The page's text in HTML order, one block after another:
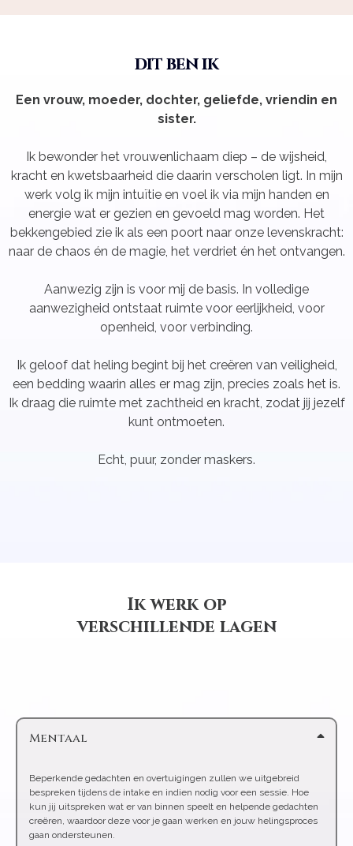
dit ben ik
Een vrouw, moeder, dochter, geliefde, vriendin en
sister.
Ik bewonder het vrouwenlichaam diep – de wijsheid,
kracht en kwetsbaarheid die daarin verscholen ligt. In mijn
werk volg ik mijn intuïtie en voel ik via mijn handen en
energie wat er gezien en gevoeld mag worden. Het
bekkengebied zie ik als een poort naar onze levenskracht:
naar de chaos én de magie, het verdriet én het ontvangen.
Aanwezig zijn is voor mij de basis. In volledige
aanwezigheid ontstaat ruimte voor eerlijkheid, voor
openheid, voor verbinding.
Ik geloof dat heling begint bij het creëren van veiligheid,
een bedding waarin alles er mag zijn, precies zoals het is.
Ik draag die ruimte met zachtheid en kracht, zodat jij jezelf
kunt ontmoeten.
Echt, puur, zonder maskers.
Ik werk op
verschillende lagen
Mentaal
Beperkende gedachten en overtuigingen zullen we uitgebreid
bespreken tijdens de intake en indien nodig voor een sessie. Hoe
kun jij uitspreken wat er van binnen speelt en helpende gedachten
creëren, waardoor deze voor je gaan werken en jouw helingsproces
gaan ondersteunen.